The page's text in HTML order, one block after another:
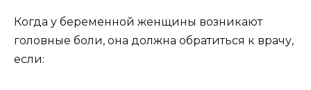
Когда у беременной женщины возникают
головные боли, она должна обратиться к врачу,
если: